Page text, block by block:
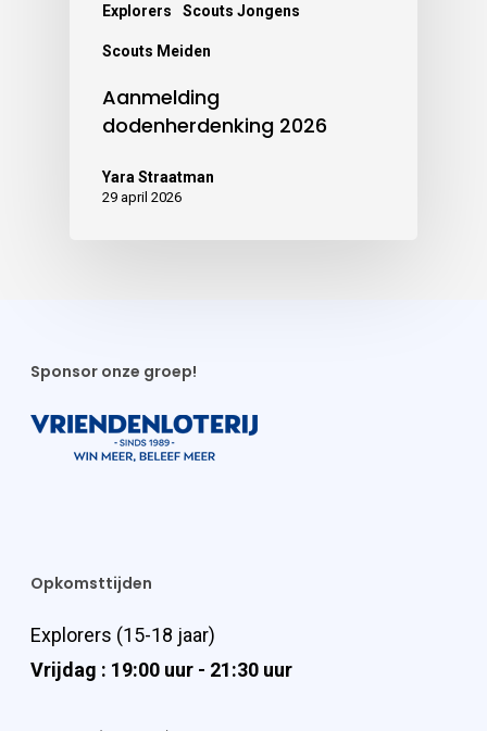
Explorers Scouts Jongens
Scouts Meiden
Aanmelding
dodenherdenking 2026
Yara Straatman
29 april 2026
Sponsor onze groep!
Opkomsttijden
Explorers (15-18 jaar)
Vrijdag : 19:00 uur - 21:30 uur